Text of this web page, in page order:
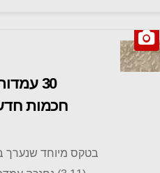
30
חכמות
בטקס מיוחד שנערך